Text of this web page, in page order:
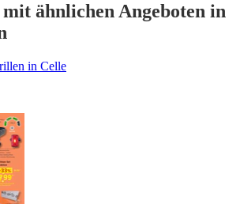
ähnlichen Angeboten in
in Celle